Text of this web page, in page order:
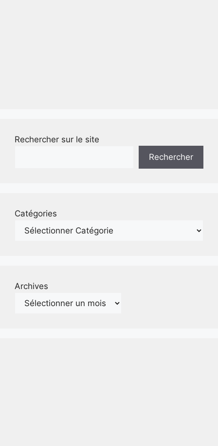
Rechercher sur le site
Rechercher
Catégories
Archives